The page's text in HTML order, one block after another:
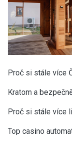
Proč si stále více
Kratom a
Proč si stále více
Top casino